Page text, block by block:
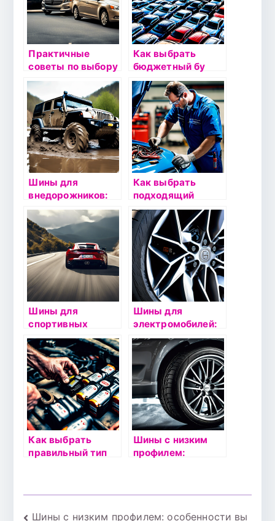
Практичные
советы по выбору
бу автомобиля с
кузовом: седан,
хэтчбек или
универсал
Как выбрать
бюджетный бу
автомобиль:
советы по поиску
выгодных
предложений
Шины для
внедорожников:
особенности
выбора и
эксплуатации
Как выбрать
подходящий
аккумулятор для
своего
автомобиля
Шины для
спортивных
автомобилей:
какие модели
выбрать?
Шины для
электромобилей:
особенности
выбора и
эксплуатации
Как выбрать
правильный тип
Шины с низким
профилем:
Шины с низким профилем: особенности вы